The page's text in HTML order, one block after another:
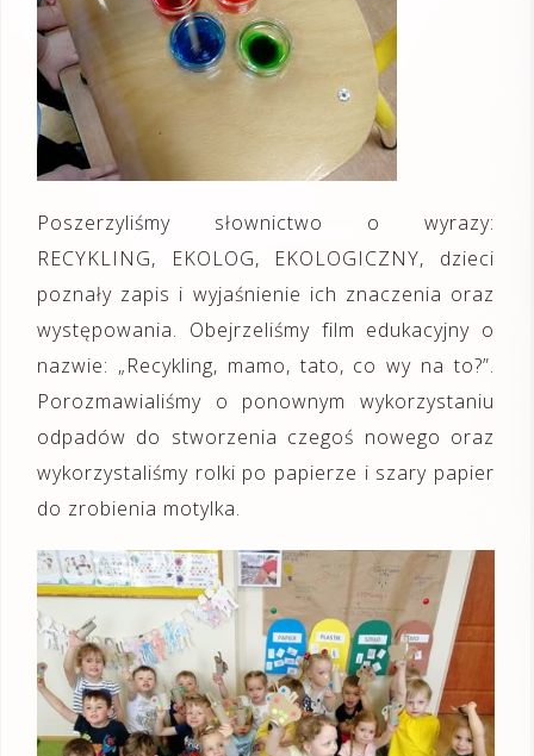
Poszerzyliśmy słownictwo o wyrazy:
RECYKLING, EKOLOG, EKOLOGICZNY, dzieci
poznały zapis i wyjaśnienie ich znaczenia oraz
występowania. Obejrzeliśmy film edukacyjny o
nazwie: „Recykling, mamo, tato, co wy na to?”.
Porozmawialiśmy o ponownym wykorzystaniu
odpadów do stworzenia czegoś nowego oraz
wykorzystaliśmy rolki po papierze i szary papier
do zrobienia motylka.